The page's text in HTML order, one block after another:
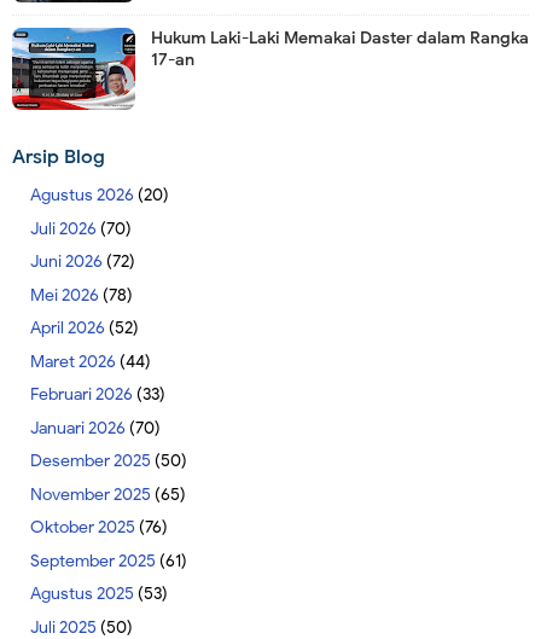
Hukum Laki-Laki Memakai Daster dalam Rangka
17-an
Arsip Blog
Agustus 2026 (20)
Juli 2026 (70)
Juni 2026 (72)
Mei 2026 (78)
April 2026 (52)
Maret 2026 (44)
Februari 2026 (33)
Januari 2026 (70)
Desember 2025 (50)
November 2025 (65)
Oktober 2025 (76)
September 2025 (61)
Agustus 2025 (53)
Juli 2025 (50)